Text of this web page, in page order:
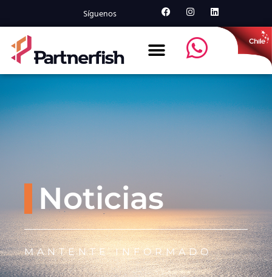
Síguenos
Noticias
MANTENTE INFORMADO